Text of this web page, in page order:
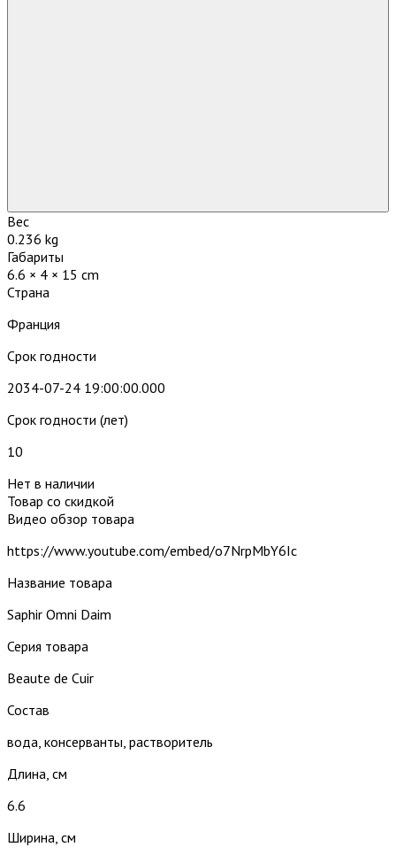
Вес
0.236 kg
Габариты
6.6 × 4 × 15 cm
Страна
Франция
Срок годности
2034-07-24 19:00:00.000
Срок годности (лет)
10
Нет в наличии
Товар со скидкой
Видео обзор товара
https://www.youtube.com/embed/o7NrpMbY6Ic
Название товара
Saphir Omni Daim
Серия товара
Beaute de Cuir
Состав
вода, консерванты, растворитель
Длина, см
6.6
Ширина, см